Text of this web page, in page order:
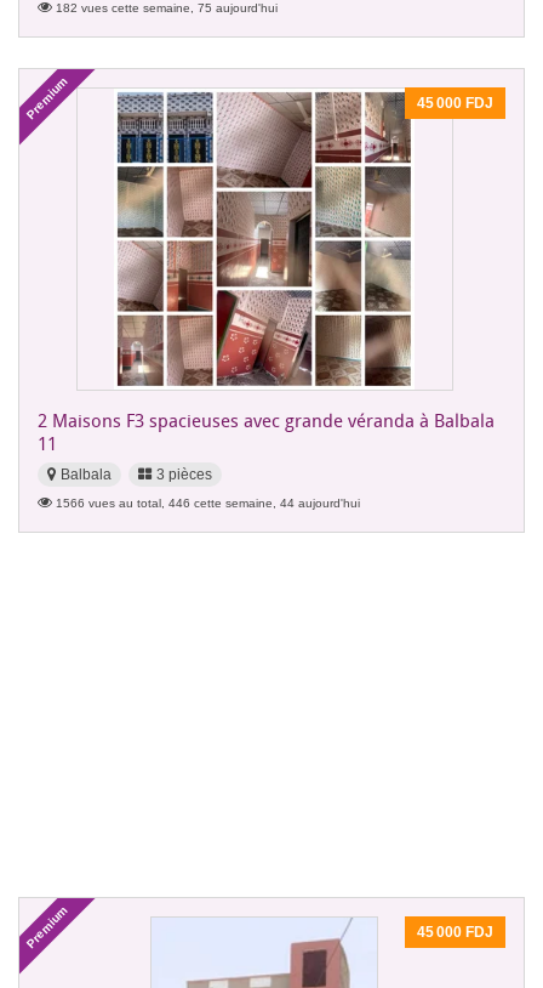
182 vues cette semaine, 75 aujourd'hui
Premium 45 000 FDJ
2 Maisons F3 spacieuses avec grande véranda à Balbala
11
Balbala 3 pièces
1566 vues au total, 446 cette semaine, 44 aujourd'hui
Premium 45 000 FDJ